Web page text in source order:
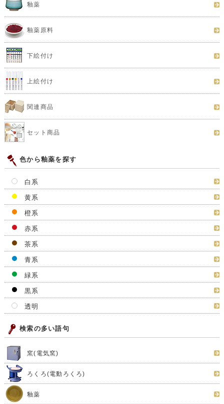
釉薬
釉薬原料
下絵付け
上絵付け
関連商品
セット商品
色から釉薬を探す
白系
黄系
橙系
赤系
茶系
青系
緑系
黒系
透明
検索の多い語句
窯(電気窯)
ろくろ(電動ろくろ)
釉薬